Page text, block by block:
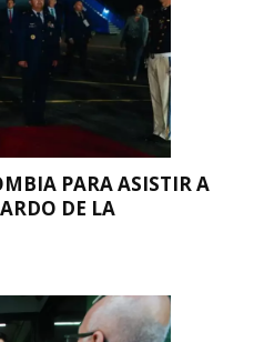
PARA ASISTIR A
DE LA